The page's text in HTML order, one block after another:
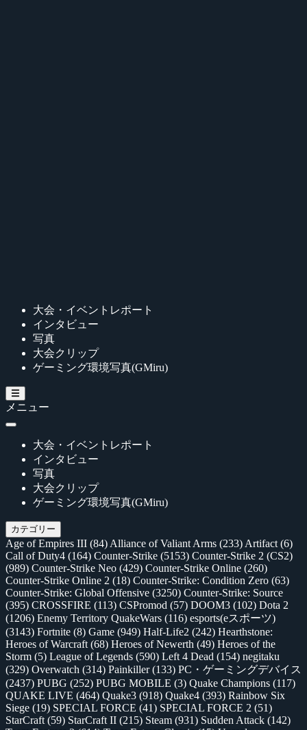
大会・イベントレポート
インタビュー
写真
大会クリップ
ゲーミング環境写真(GMiru)
メニュー
大会・イベントレポート
インタビュー
写真
大会クリップ
ゲーミング環境写真(GMiru)
カテゴリー
Age of Empires III (84) Alliance of Valiant Arms (233) Artifact (6)
Call of Duty4 (164) Counter-Strike (5153) Counter-Strike 2 (CS2)
(989) Counter-Strike Neo (429) Counter-Strike Online (260)
Counter-Strike Online 2 (18) Counter-Strike: Condition Zero (63)
Counter-Strike: Global Offensive (3250) Counter-Strike: Source
(395) CROSSFIRE (113) CSPromod (57) DOOM3 (102) Dota 2
(1206) Enemy Territory QuakeWars (116) esports(eスポーツ)
(3143) Fortnite (8) Game (949) Half-Life2 (242) Hearthstone:
Heroes of Warcraft (68) Heroes of Newerth (49) Heroes of the
Storm (5) League of Legends (590) Left 4 Dead (154) negitaku
(329) Overwatch (314) Painkiller(133) PC・ゲーミングデバイス
(2437) PUBG (252) PUBG MOBILE (3) Quake Champions (117)
QUAKE LIVE (464) Quake3 (918) Quake4 (393) Rainbow Six
Siege (19) SPECIAL FORCE (41) SPECIAL FORCE 2 (51)
StarCraft (59) StarCraft II (215) Steam (931) Sudden Attack (142)